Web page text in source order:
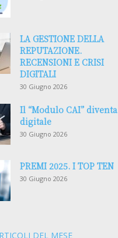
LA GESTIONE DELLA
REPUTAZIONE.
RECENSIONI E CRISI
DIGITALI
30 Giugno 2026
Il “Modulo CAI” diventa
digitale
30 Giugno 2026
PREMI 2025. I TOP TEN
30 Giugno 2026
DEL MESE